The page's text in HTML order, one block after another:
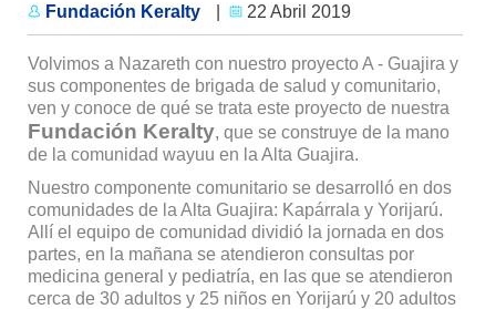
Fundación Keralty 22 Abril 2019
Volvimos a Nazareth con nuestro proyecto A - Guajira y
sus componentes de brigada de salud y comunitario,
ven y conoce de qué se trata este proyecto de nuestra
Fundación Keralty, que se construye de la mano
de la comunidad wayuu en la Alta Guajira.
Nuestro componente comunitario se desarrolló en dos
comunidades de la Alta Guajira: Kapárrala y Yorijarú.
Allí el equipo de comunidad dividió la jornada en dos
partes, en la mañana se atendieron consultas por
medicina general y pediatría, en las que se atendieron
cerca de 30 adultos y 25 niños en Yorijarú y 20 adultos